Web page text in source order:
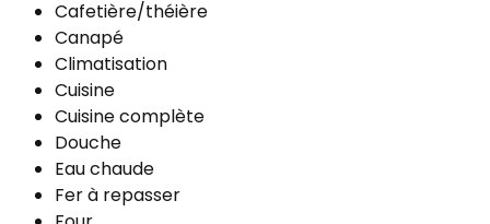
Cafetière/théière
Canapé
Climatisation
Cuisine
Cuisine complète
Douche
Eau chaude
Fer à repasser